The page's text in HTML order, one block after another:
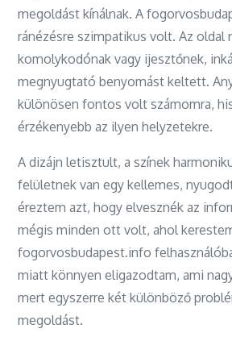
megoldást kínálnak. A
ránézésre szimpatikus volt. Az
komolykodónak vagy ijesztőnek,
megnyugtató benyomást keltett.
különösen fontos volt számomra,
érzékenyebb az ilyen helyzetekre.
A dizájn letisztult, a színek
felületnek van egy kellemes,
éreztem azt, hogy elvesznék az
mégis minden ott volt, ahol
fogorvosbudapest.info
miatt könnyen eligazodtam, ami
mert egyszerre két különböző
megoldást.